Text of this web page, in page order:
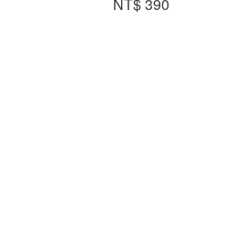
NT$ 390